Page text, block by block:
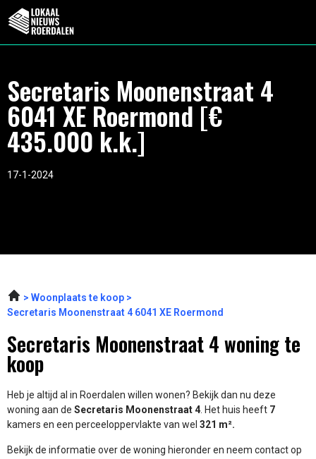
Secretaris Moonenstraat 4
6041 XE Roermond [€
435.000 k.k.]
17-1-2024
Woonplaats te koop
Secretaris Moonenstraat 4 6041 XE Roermond
Secretaris Moonenstraat 4 woning te
koop
Heb je altijd al in Roerdalen willen wonen? Bekijk dan nu deze
woning aan de Secretaris Moonenstraat 4. Het huis heeft 7
kamers en een perceeloppervlakte van wel 321 m².
Bekijk de informatie over de woning hieronder en neem contact op